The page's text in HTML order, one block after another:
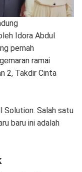
Idora Abdul
pernah
ramai
2, Takdir Cinta
Solution. Salah satu
baru ini adalah